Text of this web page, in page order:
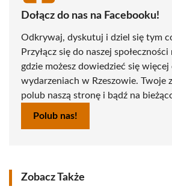
Dołącz do nas na Facebooku!
Odkrywaj, dyskutuj i dziel się tym
Przyłącz się do naszej
gdzie możesz dowiedzieć się
wydarzeniach w Rzeszowie. Twoje
polub naszą stronę i bądź na
Polub nas!
Zobacz Także